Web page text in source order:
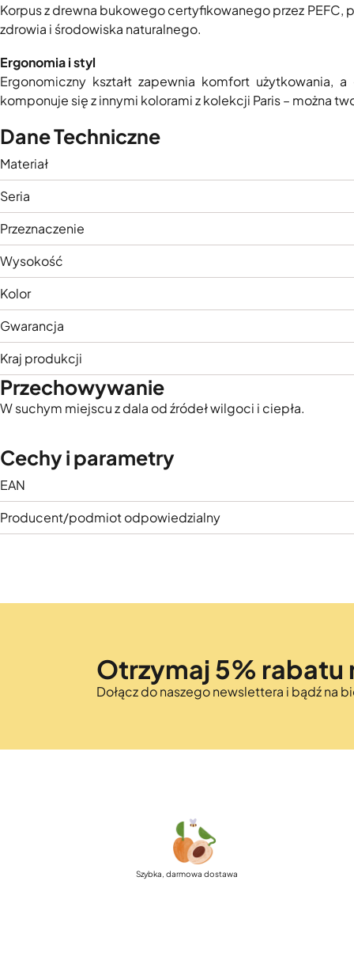
Korpus z drewna bukowego certyfikowanego przez PEFC,
zdrowia i środowiska naturalnego.
Ergonomia i styl
Ergonomiczny kształt zapewnia komfort użytkowania,
komponuje się z innymi kolorami z kolekcji Paris – można
Dane Techniczne
Materiał
Seria
Przeznaczenie
Wysokość
Kolor
Gwarancja
Kraj produkcji
Przechowywanie
W suchym miejscu z dala od źródeł wilgoci i ciepła.
Cechy i parametry
EAN
Producent/podmiot odpowiedzialny
Otrzymaj 5% rabatu
Dołącz do naszego newslettera i bądź na
Szybka, darmowa dostawa